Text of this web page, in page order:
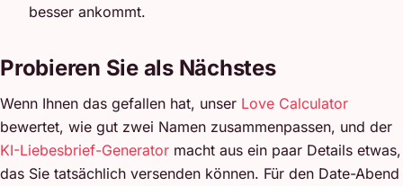
besser ankommt.
Probieren Sie als Nächstes
Wenn Ihnen das gefallen hat, unser Love Calculator
bewertet, wie gut zwei Namen zusammenpassen, und der
KI-Liebesbrief-Generator macht aus ein paar Details etwas,
das Sie tatsächlich versenden können. Für den Date-Abend